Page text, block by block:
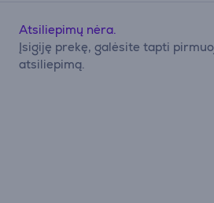
Atsiliepimų nėra.
Įsigiję prekę, galėsite tapti
atsiliepimą.